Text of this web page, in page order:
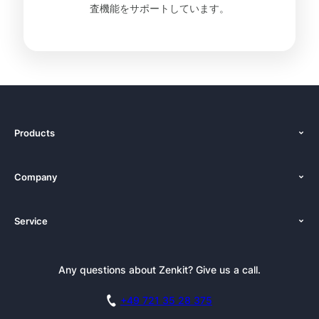
査機能をサポートしています。
Products
価格設定
Company
ニュースルーム
Service
ニュースレターAny questions about Zenkit? Give us a call.
+49 721 35 28 375